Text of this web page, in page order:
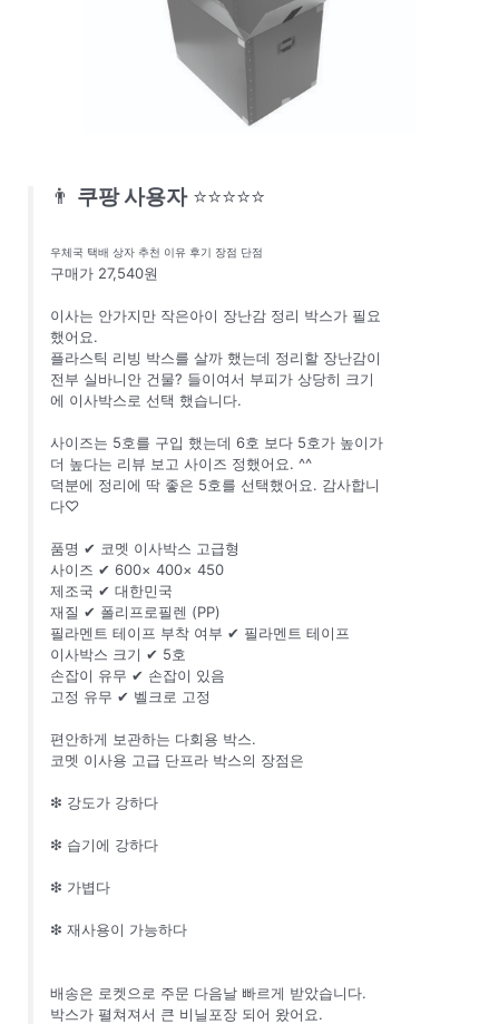
👨 쿠팡 사용자 ⭐⭐⭐⭐⭐
우체국 택배 상자 추천 이유 후기 장점 단점
구매가 27,540원
이사는 안가지만 작은아이 장난감 정리 박스가 필요
했어요.
플라스틱 리빙 박스를 살까 했는데 정리할 장난감이
전부 실바니안 건물? 들이여서 부피가 상당히 크기
에 이사박스로 선택 했습니다.
사이즈는 5호를 구입 했는데 6호 보다 5호가 높이가
더 높다는 리뷰 보고 사이즈 정했어요. ^^
덕분에 정리에 딱 좋은 5호를 선택했어요. 감사합니
다♡
품명 ✔ 코멧 이사박스 고급형
사이즈 ✔ 600× 400× 450
제조국 ✔ 대한민국
재질 ✔ 폴리프로필렌 (PP)
필라멘트 테이프 부착 여부 ✔ 필라멘트 테이프
이사박스 크기 ✔ 5호
손잡이 유무 ✔ 손잡이 있음
고정 유무 ✔ 벨크로 고정
편안하게 보관하는 다회용 박스.
코멧 이사용 고급 단프라 박스의 장점은
❇ 강도가 강하다
❇ 습기에 강하다
❇ 가볍다
❇ 재사용이 가능하다
배송은 로켓으로 주문 다음날 빠르게 받았습니다.
박스가 펼쳐져서 큰 비닐포장 되어 왔어요.